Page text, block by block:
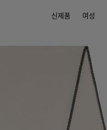
신제품
여성